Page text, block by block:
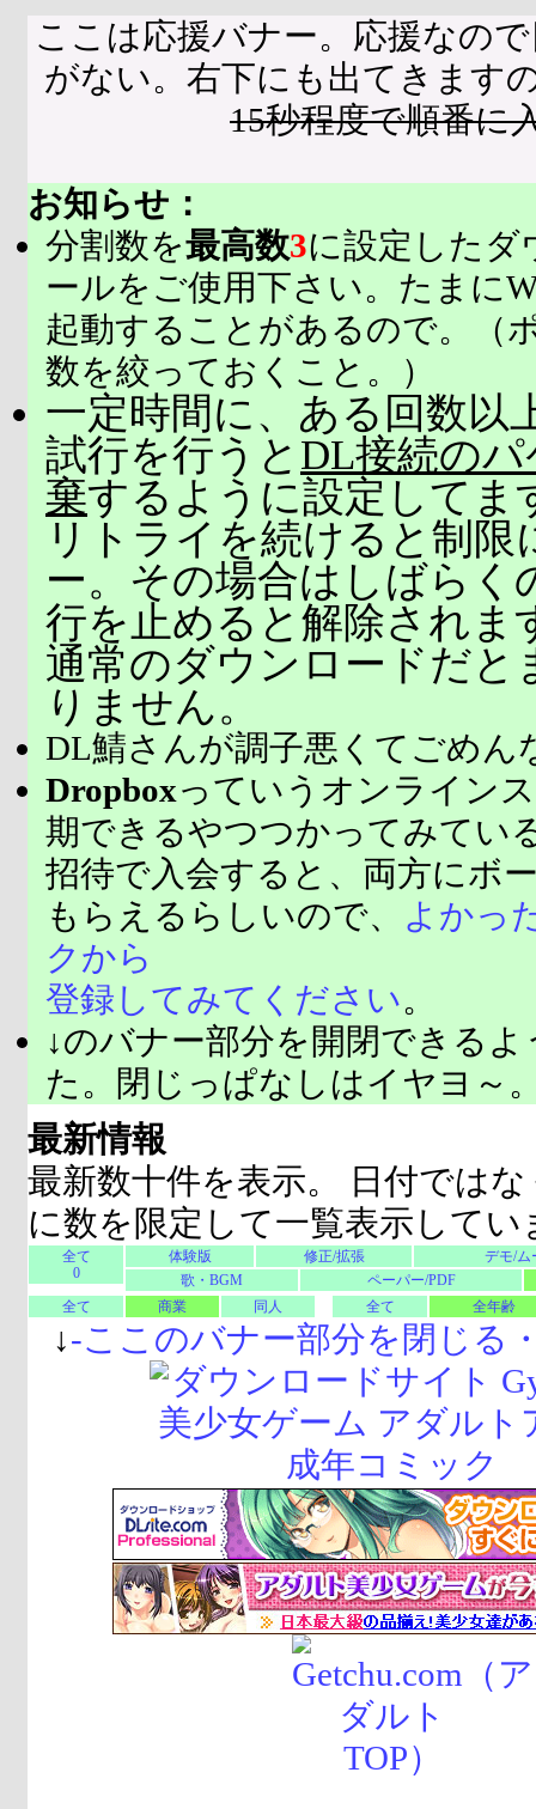
ここは応援バナー。応援なの
がない。右下にも出てきます
15秒程度で順番に
お知らせ：
分割数を最高数3に設定したダ
ールをご使用下さい。たまに
起動することがあるので。（
数を絞っておくこと。）
一定時間に、ある回数以
試行を行うと DL接続の
棄するように設定してま
リトライを続けると制限
ー。その場合はしばらく
行を止めると解除されま
通常のダウンロードだと
りません。
DL鯖さんが調子悪くてごめん
Dropboxっていうオンライン
期できるやつつかってみてい
招待で入会すると、両方にボ
もらえるらしいので、
よかっ
クから
登録してみてください。
↓のバナー部分を開閉できる
た。閉じっぱなしはイヤヨ～
最新情報
最新数十件を表示。 日付では
に数を限定して一覧表示してい
全て
0
体験版 修正/拡張
デモ/ム
歌・BGM
ペーパー/PDF
全て
商業 同人 全て 全年齢
↓-ここのバナー部分を閉じる